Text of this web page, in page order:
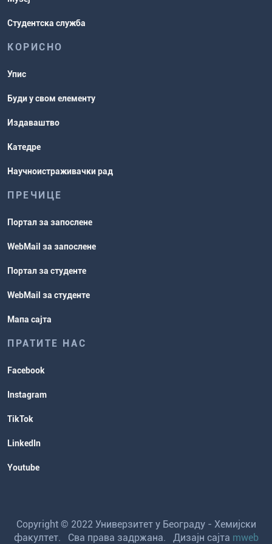
Студентска служба
КОРИСНО
Упис
Буди у свом елементу
Издаваштво
Катедре
Научноистраживачки рад
ПРЕЧИЦЕ
Портал за запослене
WebMail за запослене
Портал за студенте
WebMail за студенте
Мапа сајта
ПРАТИТЕ НАС
Facebook
Instagram
TikTok
LinkedIn
Youtube
Copyright © 2022 Универзитет у Београду - Хемијски
факултет. Сва права задржана. Дизајн сајта mweb